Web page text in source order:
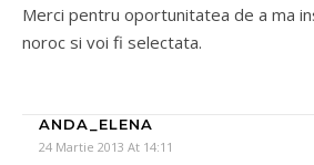
Merci pentru oportunitatea de a ma
noroc si voi fi selectata.
ANDA_ELENA
24 Martie 2013 At 14:11